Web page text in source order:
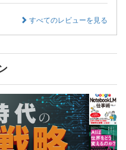
すべてのレビューを見る